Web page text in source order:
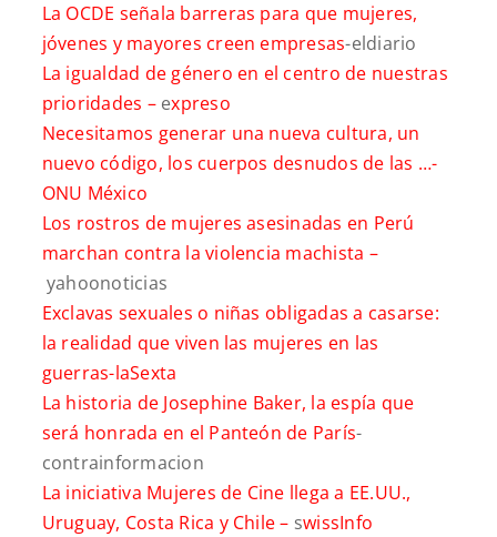
La OCDE señala barreras para que mujeres,
jóvenes y mayores creen empresas-eldiario
La igualdad de género en el centro de nuestras
prioridades – expreso
Necesitamos generar una nueva cultura, un
nuevo código, los cuerpos desnudos de las …-
ONU México
Los rostros de mujeres asesinadas en Perú
marchan contra la violencia machista –
yahoonoticias
Exclavas sexuales o niñas obligadas a casarse:
la realidad que viven las mujeres en las
guerras-laSexta
La historia de Josephine Baker, la espía que
será honrada en el Panteón de París-
contrainformacion
La iniciativa Mujeres de Cine llega a EE.UU.,
Uruguay, Costa Rica y Chile – swissInfo